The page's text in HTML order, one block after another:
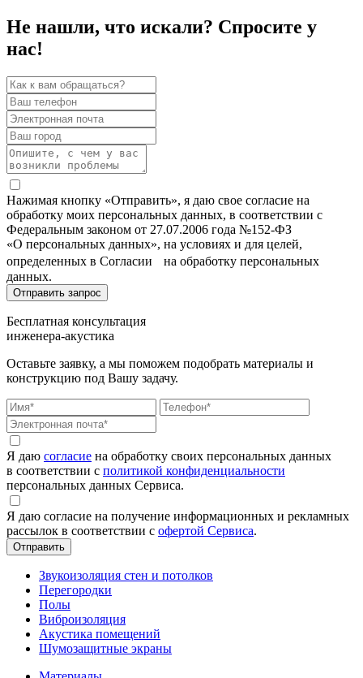
Не нашли, что искали? Спросите у
нас!
Нажимая кнопку «Отправить», я даю свое согласие на
обработку моих персональных данных, в соответствии с
Федеральным законом от 27.07.2006 года №152-ФЗ
«О персональных данных», на условиях и для целей,
определенных в Согласии на обработку персональных
данных.
Бесплатная консультация
инженера-акустика
Оставьте заявку, а мы поможем подобрать материалы и
конструкцию под Вашу задачу.
Я даю согласие на обработку своих персональных данных
в соответствии с политикой конфиденциальности
персональных данных Сервиса.
Я даю согласие на получение информационных и рекламных
рассылок в соответствии с офертой Сервиса.
Звукоизоляция стен и потолков
Перегородки
Полы
Виброизоляция
Акустика помещений
Шумозащитные экраны